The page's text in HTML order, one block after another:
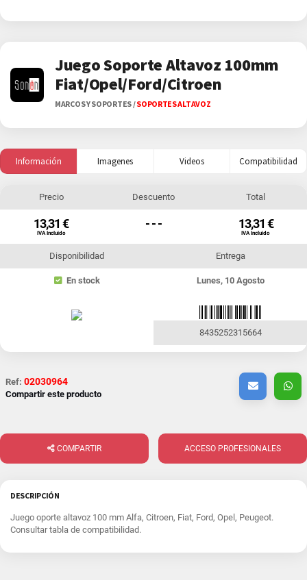
Juego Soporte Altavoz 100mm
Fiat/Opel/Ford/Citroen
MARCOS Y SOPORTES/SOPORTES ALTAVOZ
Información Imagenes Videos Compatibilidad
Precio
13,31 €
IVA Incluido
Descuento
- - -
Total
13,31 €
IVA Incluido
Disponibilidad
En stock
Entrega
Lunes, 10 Agosto
8435252315664
Ref: 02030964
Compartir este producto
COMPARTIR ACCESO PROFESIONALES
DESCRIPCIÓN
Juego oporte altavoz 100 mm Alfa, Citroen, Fiat, Ford, Opel, Peugeot.
Consultar tabla de compatibilidad.